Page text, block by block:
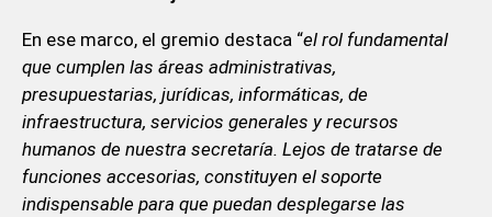
En ese marco, el gremio destaca “el rol fundamental
que cumplen las áreas administrativas,
presupuestarias, jurídicas, informáticas, de
infraestructura, servicios generales y recursos
humanos de nuestra secretaría. Lejos de tratarse de
funciones accesorias, constituyen el soporte
indispensable para que puedan desplegarse las